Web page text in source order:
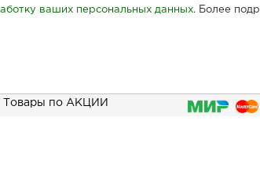
Товары по АКЦИИ
ваших персональных данных. Более